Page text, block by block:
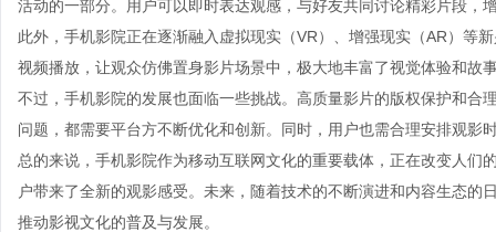
活动的一部分。用户可以即时表达观感，与好友共同讨论精彩片段，
此外，手机影院正在逐渐融入虚拟现实（VR）、增强现实（AR）等
视频播放，让观众仿佛置身影片场景中，极大地丰富了视觉体验和故
不过，手机影院的发展也面临一些挑战。高质量影片的版权保护和合
问题，都需要平台方不断优化和创新。同时，用户也需合理安排观影
总的来说，手机影院作为移动互联网文化的重要载体，正在改变人
户带来了全新的观影感受。未来，随着技术的不断演进和内容生态
推动影视文化的普及与发展。